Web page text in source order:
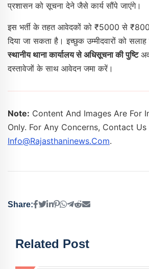
प्रशासन को सूचना देने जैसे कार्य सौंपे जाएंगे।
इस भर्ती के तहत आवेदकों को ₹5000 से
दिया जा सकता है। इच्छुक उम्मीदवारों को
स्थानीय थाना कार्यालय से अधिसूचना की पुष्टि
दस्तावेजों के साथ आवेदन जमा करें।
Note: Content And Images Are For
Only. For Any Concerns, Contact Us
Info@rajasthaninews.com.
Share:
Related Post